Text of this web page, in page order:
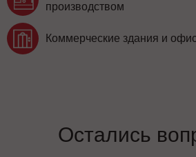
производством
Коммерческие здания и
Остались